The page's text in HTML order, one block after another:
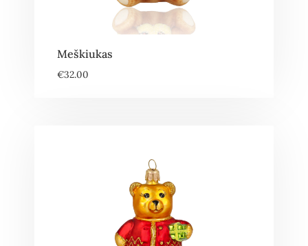
Meškiukas
€32.00